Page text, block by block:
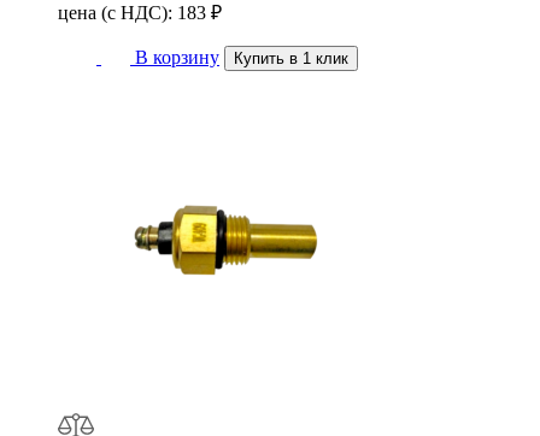
цена (с НДС): 183 ₽
В корзину Купить в 1 клик